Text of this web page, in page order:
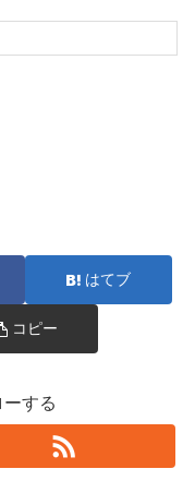
はてブ
コピー
する